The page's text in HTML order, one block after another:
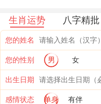
地点的转换，据星
来忙乱，长远看却
历的良机，但需谨
马上在表达观点，
法，避免与上级或
生肖运势 八字精批
您的姓名
您的性别 男 女
出生日期
感情状态 单身 有伴